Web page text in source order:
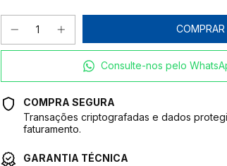
Consulte-nos pelo
COMPRA SEGURA
Transações criptografadas e dados
faturamento.
GARANTIA TÉCNICA